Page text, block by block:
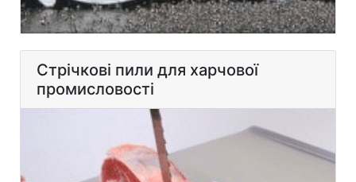
Стрічкові пили для харчової
промисловості